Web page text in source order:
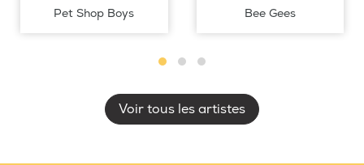
Pet Shop Boys Bee Gees
Voir tous les artistes